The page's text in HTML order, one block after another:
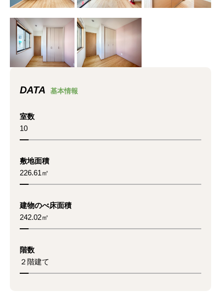
DATA 基本情報
室数
10
敷地面積
226.61㎡
建物のべ床面積
242.02㎡
階数
２階建て